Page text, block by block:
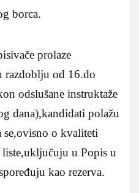
borca.
prolaze
razdoblju od 16.do
odslušane instruktaže
dana),kandidati polažu
se,ovisno o kvaliteti
u Popis u
kao rezerva.